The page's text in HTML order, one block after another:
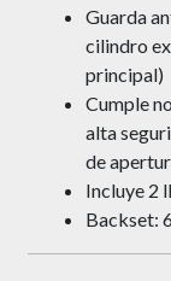
Guarda
cilindro
principal)
Cumple
alta
de
Incluye 2
Backset: